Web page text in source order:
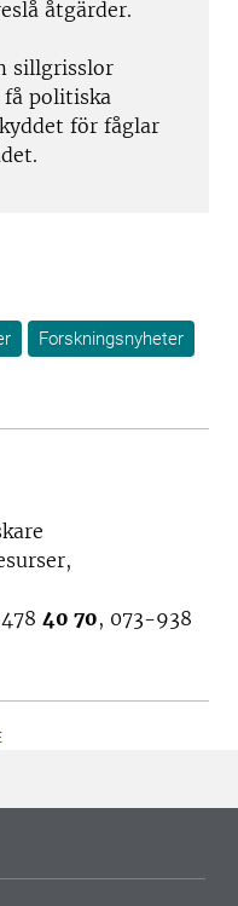
åtgärder.
sillgrisslor
få politiska
för fåglar
Forskningsnyheter
40 70, 073-938